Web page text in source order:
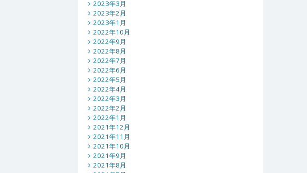
2023年3月
2023年2月
2023年1月
2022年10月
2022年9月
2022年8月
2022年7月
2022年6月
2022年5月
2022年4月
2022年3月
2022年2月
2022年1月
2021年12月
2021年11月
2021年10月
2021年9月
2021年8月